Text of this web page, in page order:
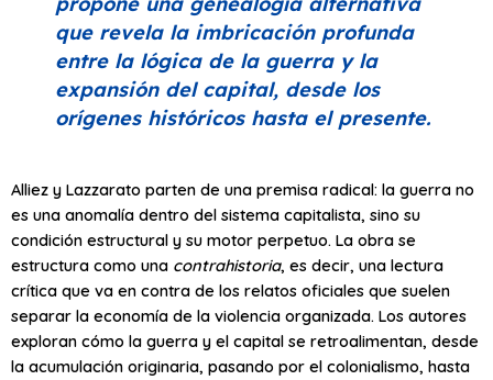
que revela la imbricación profunda
entre la lógica de la guerra y la
expansión del capital, desde los
orígenes históricos hasta el presente.
Alliez y Lazzarato parten de una premisa radical: la guerra no
es una anomalía dentro del sistema capitalista, sino su
condición estructural y su motor perpetuo. La obra se
estructura como una contrahistoria, es decir, una lectura
crítica que va en contra de los relatos oficiales que suelen
separar la economía de la violencia organizada. Los autores
exploran cómo la guerra y el capital se retroalimentan, desde
la acumulación originaria, pasando por el colonialismo, hasta